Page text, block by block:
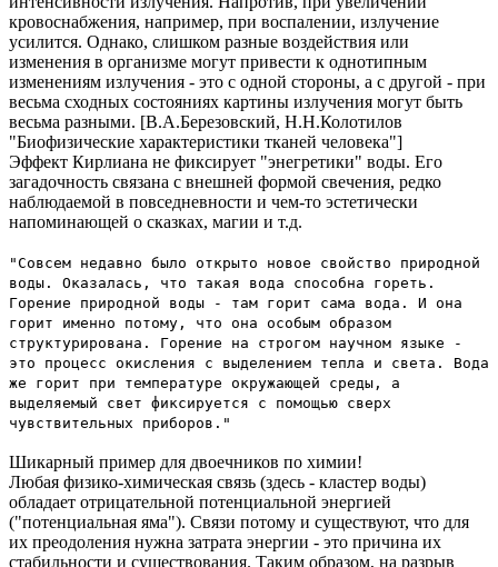
кровоснабжения, например, при воспалении, излучение
усилится. Однако, слишком разные воздействия или
изменения в организме могут привести к однотипным
изменениям излучения - это с одной стороны, а с другой - при
весьма сходных состояниях картины излучения могут быть
весьма разными. [В.А.Березовский, Н.Н.Колотилов
"Биофизические характеристики тканей человека"]
Эффект Кирлиана не фиксирует "энегретики" воды. Его
загадочность связана с внешней формой свечения, редко
наблюдаемой в повседневности и чем-то эстетически
напоминающей о сказках, магии и т.д.
"Совсем недавно было открыто новое свойство природной
воды. Оказалась, что такая вода способна гореть.
Горение природной воды - там горит сама вода. И она
горит именно потому, что она особым образом
структурирована. Горение на строгом научном языке -
это процесс окисления с выделением тепла и света. Вода
же горит при температуре окружающей среды, а
выделяемый свет фиксируется с помощью сверх
чувствительных приборов."
Шикарный пример для двоечников по химии!
Любая физико-химическая связь (здесь - кластер воды)
обладает отрицательной потенциальной энергией
("потенциальная яма"). Связи потому и существуют, что для
их преодоления нужна затрата энергии - это причина их
стабильности и существования. Таким образом, на разрыв